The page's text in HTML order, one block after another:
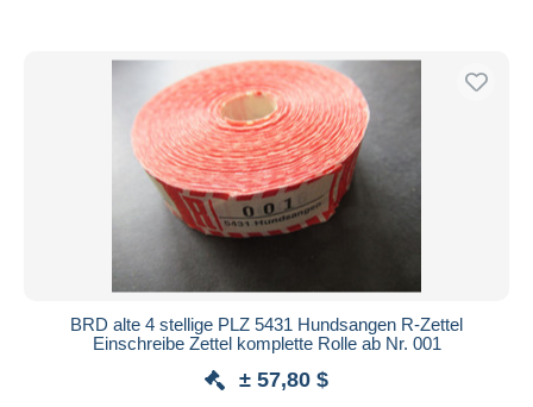
BRD alte 4 stellige PLZ 5431 Hundsangen R-Zettel
Einschreibe Zettel komplette Rolle ab Nr. 001
± 57,80 $